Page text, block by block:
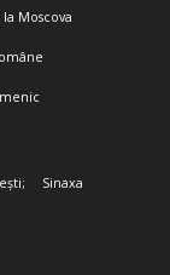
Moscova
Sinaxa